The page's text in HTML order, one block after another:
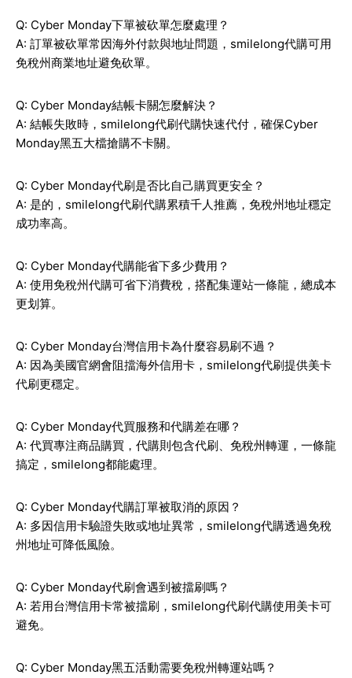
Q: Cyber Monday下單被砍單怎麼處理？
A: 訂單被砍單常因海外付款與地址問題，smilelong代購可用
免稅州商業地址避免砍單。
Q: Cyber Monday結帳卡關怎麼解決？
A: 結帳失敗時，smilelong代刷代購快速代付，確保Cyber
Monday黑五大檔搶購不卡關。
Q: Cyber Monday代刷是否比自己購買更安全？
A: 是的，smilelong代刷代購累積千人推薦，免稅州地址穩定
成功率高。
Q: Cyber Monday代購能省下多少費用？
A: 使用免稅州代購可省下消費稅，搭配集運站一條龍，總成本
更划算。
Q: Cyber Monday台灣信用卡為什麼容易刷不過？
A: 因為美國官網會阻擋海外信用卡，smilelong代刷提供美卡
代刷更穩定。
Q: Cyber Monday代買服務和代購差在哪？
A: 代買專注商品購買，代購則包含代刷、免稅州轉運，一條龍
搞定，smilelong都能處理。
Q: Cyber Monday代購訂單被取消的原因？
A: 多因信用卡驗證失敗或地址異常，smilelong代購透過免稅
州地址可降低風險。
Q: Cyber Monday代刷會遇到被擋刷嗎？
A: 若用台灣信用卡常被擋刷，smilelong代刷代購使用美卡可
避免。
Q: Cyber Monday黑五活動需要免稅州轉運站嗎？